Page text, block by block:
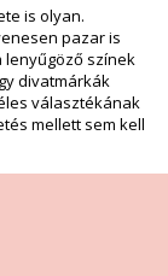
is olyan.
pazar is
lenyűgöző színek
divatmárkák
választékának
mellett sem kell